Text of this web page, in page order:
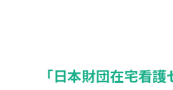
「日本財団在宅看